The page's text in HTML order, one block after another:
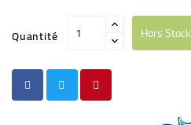
Quantité Hors Stock